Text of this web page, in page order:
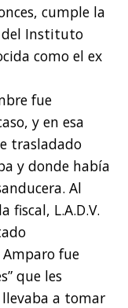
cumple la
del Instituto
como el ex
fue
y en esa
trasladado
y donde había
Al
fiscal, L.A.D.V.
fue
que les
a tomar